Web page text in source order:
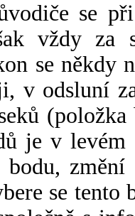
se
vždy za
se někdy
v odsluní
je v
se tento